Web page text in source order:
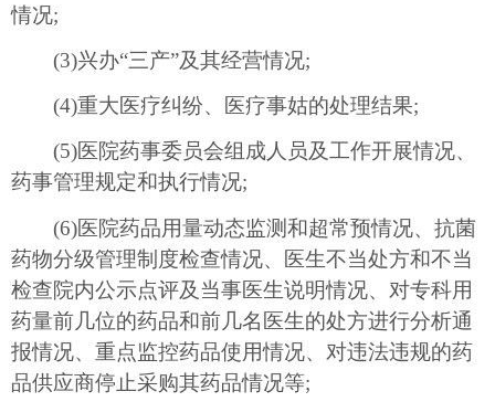
情况;
(3)兴办“三产”及其经营情况;
(4)重大医疗纠纷、医疗事姑的处理结果;
(5)医院药事委员会组成人员及工作开展情况、
药事管理规定和执行情况;
(6)医院药品用量动态监测和超常预情况、抗菌
药物分级管理制度检查情况、医生不当处方和不当
检查院内公示点评及当事医生说明情况、对专科用
药量前几位的药品和前几名医生的处方进行分析通
报情况、重点监控药品使用情况、对违法违规的药
品供应商停止采购其药品情况等;